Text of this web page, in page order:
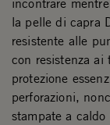
incontrare
la pelle di capra
resistente alle
con resistenza ai
protezione
perforazioni,
stampate a